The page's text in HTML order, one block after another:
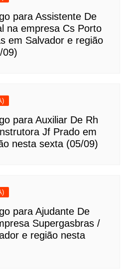
para Assistente De
na empresa Cs Porto
em Salvador e região
09)
para Auxiliar De Rh
Jf Prado em
nesta sexta (05/09)
para Ajudante De
Supergasbras /
e região nesta